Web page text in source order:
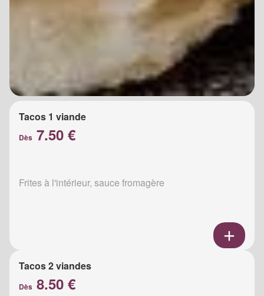
Tacos 1 viande
Dès 7.50 €
Frites à l'intérieur, sauce fromagère
Tacos 2 viandes
Dès 8.50 €